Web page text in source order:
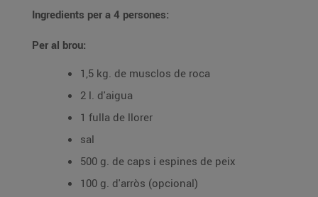
Ingredients per a 4 persones:
Per al brou:
1,5 kg. de musclos de roca
2 l. d'aigua
1 fulla de llorer
sal
500 g. de caps i espines de peix
100 g. d'arròs (opcional)